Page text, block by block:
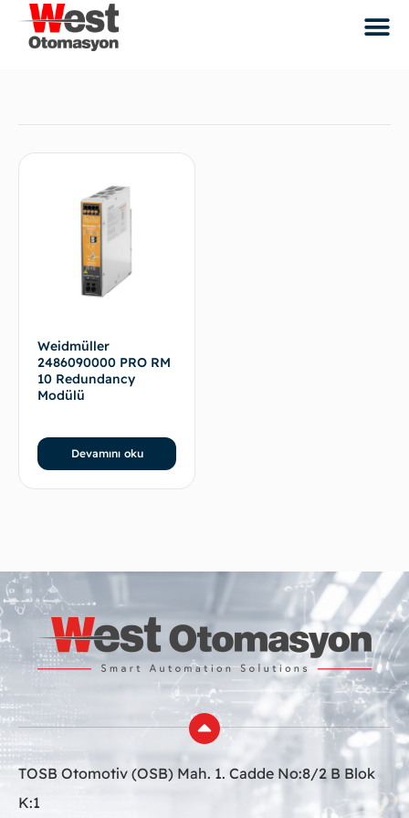
Weidmüller
2486090000 PRO RM
10 Redundancy
Modülü
Devamını oku
TOSB Otomotiv (OSB) Mah. 1. Cadde No:8/2 B Blok
K:1